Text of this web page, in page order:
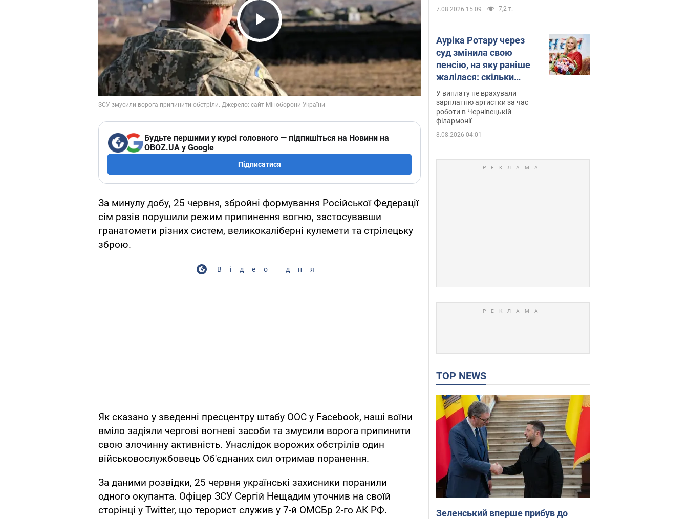
Play Video
Будьте першими у курсі головного — підпишіться на Новини на
OBOZ.UA у Google
Підписатися
За минулу добу, 25 червня, збройні формування Російської Федерації
сім разів порушили режим припинення вогню, застосувавши
гранатомети різних систем, великокаліберні кулемети та стрілецьку
зброю.
Відео дня
Як сказано у зведенні пресцентру штабу ООС у Facebook, наші воїни
вміло задіяли чергові вогневі засоби та змусили ворога припинити
свою злочинну активність. Унаслідок ворожих обстрілів один
військовослужбовець Об'єднаних сил отримав поранення.
За даними розвідки, 25 червня українські захисники поранили
одного окупанта. Офіцер ЗСУ Сергій Нещадим уточнив на своїй
сторінці у Twitter, що терорист служив у 7-й ОМСБр 2-го АК РФ.
7.08.2026 15:09 7,2 т.
Ауріка Ротару через
суд змінила свою
пенсію, на яку раніше
жалілася: скільки
отримувала співачка
У виплату не врахували
зарплатню артистки за час
роботи в Чернівецькій
філармонії
8.08.2026 04:01
TOP NEWS
Зеленський вперше прибув до